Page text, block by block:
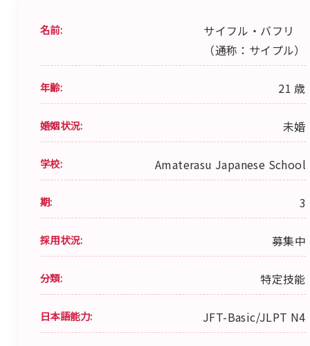
名前:
サイフル・バフリ
（通称：サイプル）
年齢: 21 歳
婚姻状況: 未婚
学校: Amaterasu Japanese School
期: 3
採用状況: 募集中
分類: 特定技能
日本語能力: JFT-Basic/JLPT N4